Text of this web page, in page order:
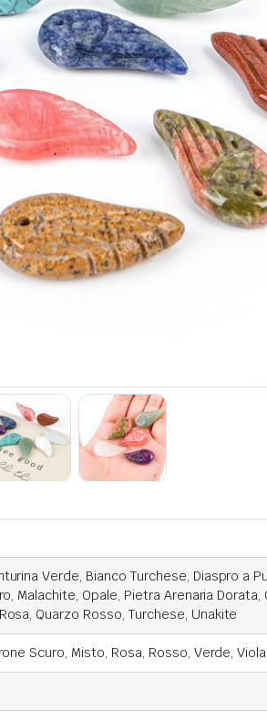
Verde, Bianco Turchese, Diaspro a
Malachite, Opale, Pietra Arenaria Dorata,
Quarzo Rosso, Turchese, Unakite
Scuro, Misto, Rosa, Rosso, Verde, Viola